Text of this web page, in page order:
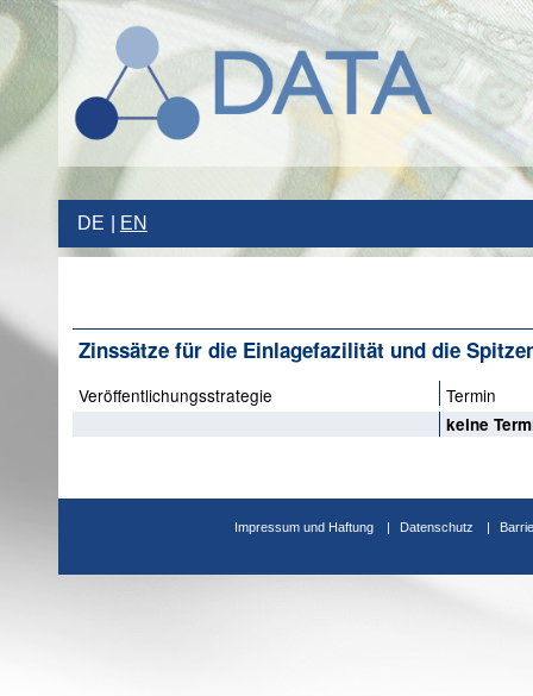
DE EN
Zinssätze für die Einlagefazilität und die
Veröffentlichungsstrategie Termin
keine
Impressum und Haftung Datenschutz